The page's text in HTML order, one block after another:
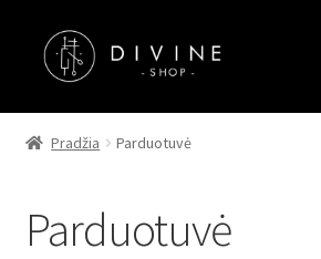
Pereiti
prie
Pereiti
prie
Pagrindinis
Kontaktai
Pradžia Parduotuvė
Parduotuvė